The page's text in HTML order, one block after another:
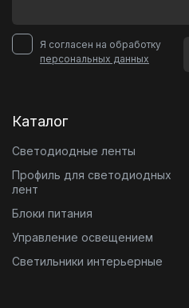
Я согласен на обработку
персональных данных
Каталог
Светодиодные ленты
Профиль для светодиодных
лент
Блоки питания
Управление освещением
Светильники интерьерные